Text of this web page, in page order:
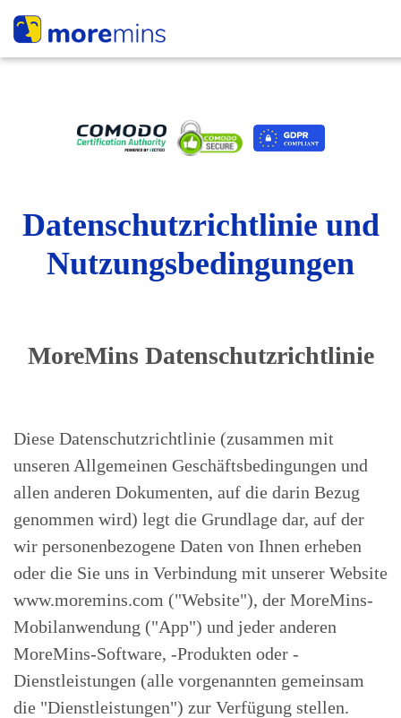
Datenschutzrichtlinie und
Nutzungsbedingungen
MoreMins Datenschutzrichtlinie
Diese Datenschutzrichtlinie (zusammen mit
unseren Allgemeinen Geschäftsbedingungen und
allen anderen Dokumenten, auf die darin Bezug
genommen wird) legt die Grundlage dar, auf der
wir personenbezogene Daten von Ihnen erheben
oder die Sie uns in Verbindung mit unserer Website
www.moremins.com ("Website"), der MoreMins-
Mobilanwendung ("App") und jeder anderen
MoreMins-Software, -Produkten oder -
Dienstleistungen (alle vorgenannten gemeinsam
die "Dienstleistungen") zur Verfügung stellen.